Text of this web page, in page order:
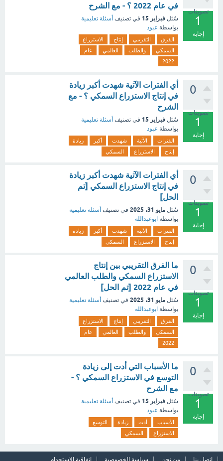
تصويتات
1
إجابة
في عام 2022 ؟ - مع الشرح
سُئل فبراير 15 في تصنيف أسئلة تعليمية
بواسطة عبود
الفرق التقريبي إنتاج
الاستزراع
السمكي
والطلب العالمي
عام
2022
0
تصويتات
1
إجابة
أي الفترات الآتية شهدت أكبر زيادة
في إنتاج الاستزراع السمكي ؟ - مع
الشرح
سُئل فبراير 15 في تصنيف أسئلة تعليمية
بواسطة عبود
الفترات الآتية شهدت أكبر
زيادة
إنتاج
الاستزراع السمكي
0
تصويتات
1
إجابة
أي الفترات الآتية شهدت أكبر زيادة
في إنتاج الاستزراع السمكي [تم
الحل]
سُئل مايو 31، 2025 في تصنيف أسئلة تعليمية
بواسطة ابوعبدالله
الفترات الآتية شهدت أكبر
زيادة
إنتاج
الاستزراع السمكي
0
تصويتات
1
إجابة
ما الفرق التقريبي بين إنتاج
الاستزراع السمكي والطلب العالمي
في عام 2022 [تم الحل]
سُئل مايو 31، 2025 في تصنيف أسئلة تعليمية
بواسطة ابوعبدالله
الفرق التقريبي إنتاج
الاستزراع
السمكي
والطلب العالمي
عام
2022
0
تصويتات
1
إجابة
ما الأسباب التي أدت إلى زيادة
التوسع في الاستزراع السمكي ؟ -
مع الشرح
سُئل فبراير 15 في تصنيف أسئلة تعليمية
بواسطة عبود
الأسباب أدت زيادة
التوسع
الاستزراع
السمكي
اتصل بنا من نحن سياسة الخصوصية اتفاقية الاستخدام